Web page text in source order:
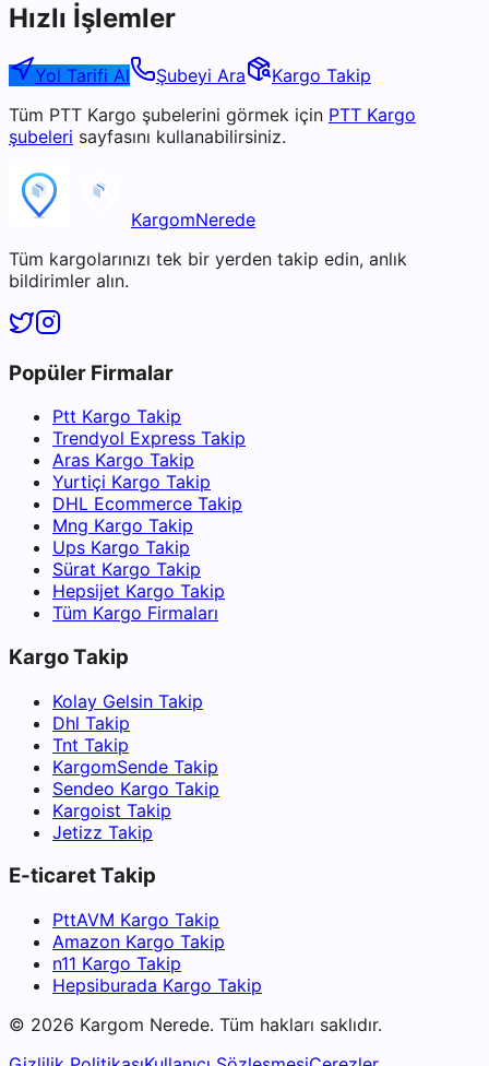
Hızlı İşlemler
Yol Tarifi Al Şubeyi Ara
Kargo Takip
Tüm PTT Kargo şubelerini görmek için PTT Kargo
şubeleri sayfasını kullanabilirsiniz.
KargomNerede
Tüm kargolarınızı tek bir yerden takip edin, anlık
bildirimler alın.
Popüler Firmalar
Ptt Kargo Takip
Trendyol Express Takip
Aras Kargo Takip
Yurtiçi Kargo Takip
DHL Ecommerce Takip
Mng Kargo Takip
Ups Kargo Takip
Sürat Kargo Takip
Hepsijet Kargo Takip
Tüm Kargo Firmaları
Kargo Takip
Kolay Gelsin Takip
Dhl Takip
Tnt Takip
KargomSende Takip
Sendeo Kargo Takip
Kargoist Takip
Jetizz Takip
E-ticaret Takip
PttAVM Kargo Takip
Amazon Kargo Takip
n11 Kargo Takip
Hepsiburada Kargo Takip
© 2026 Kargom Nerede. Tüm hakları saklıdır.